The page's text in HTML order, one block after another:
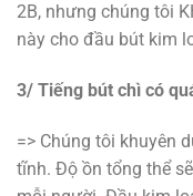
2B, nhưng chúng tôi
này cho đầu bút kim
3/ Tiếng bút chì có
=> Chúng tôi khuyên
tĩnh. Độ ồn tổng thể